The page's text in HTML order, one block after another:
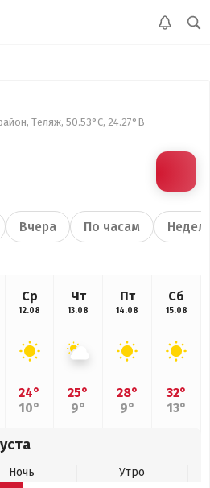
Теляж, 50.53°С, 24.27°В
Вчера По часам
Ср
12.08
24°
10°
Чт
13.08
25°
9°
Пт
14.08
28°
9°
Сб
15.08
32°
13°
Ночь
Утро